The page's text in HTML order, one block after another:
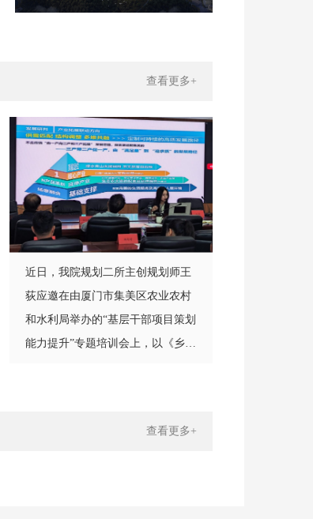
查看更多+
近日，我院规划二所主创规划师王
荻应邀在由厦门市集美区农业农村
和水利局举办的“基层干部项目策划
能力提升”专题培训会上，以《乡村
查看更多+